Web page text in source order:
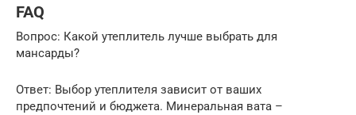
FAQ
Вопрос: Какой утеплитель лучше выбрать для
мансарды?
Ответ: Выбор утеплителя зависит от ваших
предпочтений и бюджета. Минеральная вата –